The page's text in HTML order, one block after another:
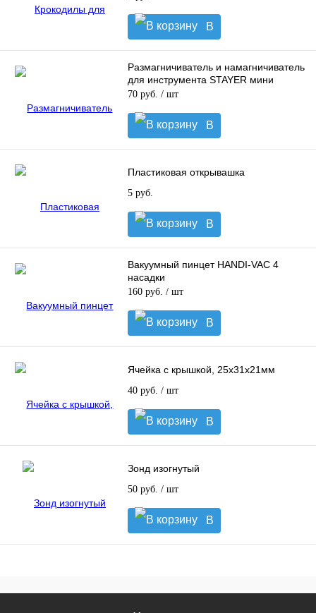
В
корзину
Размагничиватель и намагничиватель
для инструмента STAYER мини
70 руб. / шт
В
корзину
Пластиковая открывашка
5 руб.
В
корзину
Вакуумный пинцет HANDI-VAC 4
насадки
160 руб. / шт
В
корзину
Ячейка с крышкой, 25x31x21мм
40 руб. / шт
В
корзину
Зонд изогнутый
50 руб. / шт
В
корзину